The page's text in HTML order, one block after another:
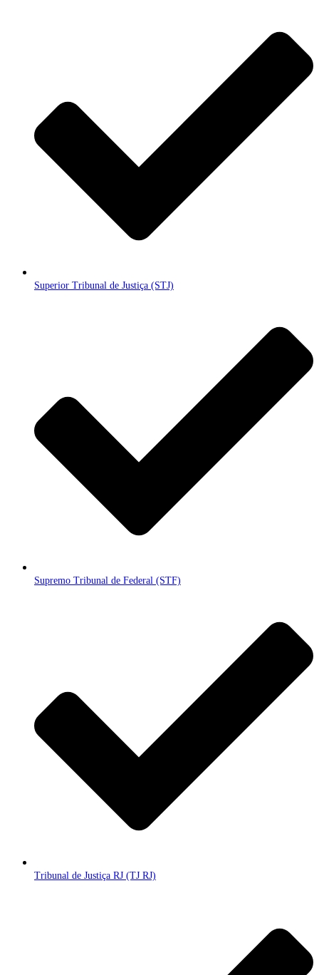
Superior Tribunal de Justiça (STJ)
Supremo Tribunal de Federal (STF)
Tribunal de Justiça RJ (TJ RJ)